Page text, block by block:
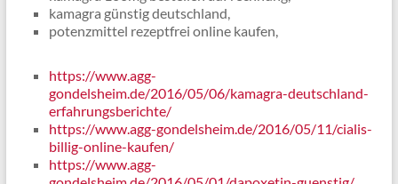
kamagra günstig deutschland,
potenzmittel rezeptfrei online kaufen,
https://www.agg-
gondelsheim.de/2016/05/06/kamagra-deutschland-
erfahrungsberichte/
https://www.agg-gondelsheim.de/2016/05/11/cialis-
billig-online-kaufen/
https://www.agg-